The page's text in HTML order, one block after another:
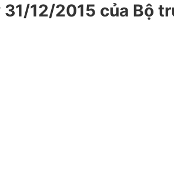
12/2015 của Bộ